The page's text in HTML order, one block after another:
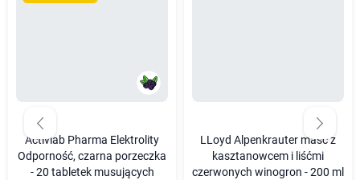
Activlab Pharma Elektrolity
Odporność, czarna porzeczka
- 20 tabletek musujących
LLoyd Alpenkrauter maść z
kasztanowcem i liśćmi
czerwonych winogron - 200 ml